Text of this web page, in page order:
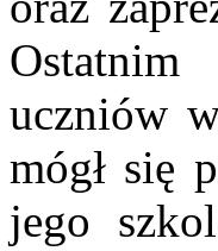
Ostatnim
uczniów
mógł się
jego